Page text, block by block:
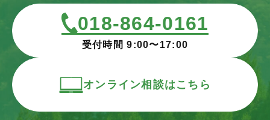
018-864-0161
受付時間 9:00〜17:00
オンライン相談はこちら